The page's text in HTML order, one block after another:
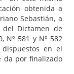
obtenida a
Sebastián, a
Dictamen de
Nº 581 y Nº 582
en el
da por finalizado